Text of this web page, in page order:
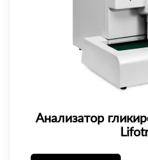
Анализатор